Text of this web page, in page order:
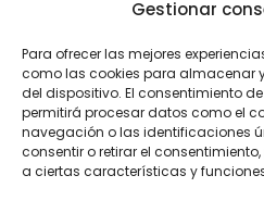
Gestionar
Para ofrecer las mejores
como las cookies para almacenar
del dispositivo. El consentimiento
permitirá procesar datos como el
navegación o las identificaciones
consentir o retirar el
a ciertas características y